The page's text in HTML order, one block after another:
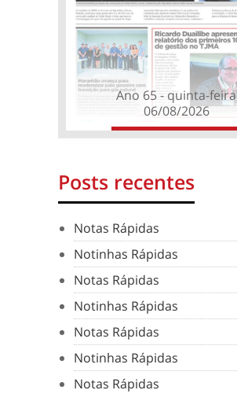
Ano 65 - quinta-feira
06/08/2026
Posts recentes
Notas Rápidas
Notinhas Rápidas
Notas Rápidas
Notinhas Rápidas
Notas Rápidas
Notinhas Rápidas
Notas Rápidas